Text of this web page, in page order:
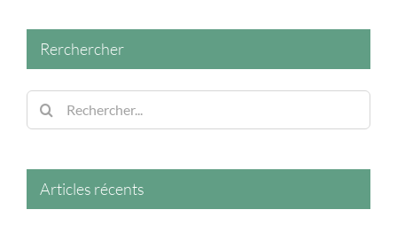
Rerchercher
Rechercher:
Articles récents